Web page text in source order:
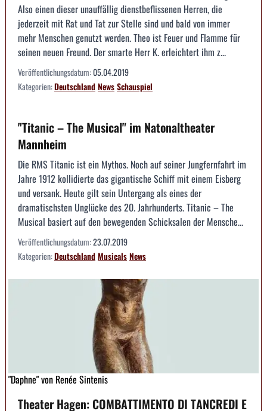
Also einen dieser unauffällig dienstbeflissenen Herren, die
jederzeit mit Rat und Tat zur Stelle sind und bald von immer
mehr Menschen genutzt werden. Theo ist Feuer und Flamme für
seinen neuen Freund. Der smarte Herr K. erleichtert ihm z...
Veröffentlichungsdatum:05.04.2019
Kategorien:DeutschlandNewsSchauspiel
"Titanic – The Musical" im Natonaltheater
Mannheim
Die RMS Titanic ist ein Mythos. Noch auf seiner Jungfernfahrt im
Jahre 1912 kollidierte das gigantische Schiff mit einem Eisberg
und versank. Heute gilt sein Untergang als eines der
dramatischsten Unglücke des 20. Jahrhunderts. Titanic – The
Musical basiert auf den bewegenden Schicksalen der Mensche...
Veröffentlichungsdatum:23.07.2019
Kategorien:DeutschlandMusicalsNews
"Daphne" von Renée Sintenis
Theater Hagen: COMBATTIMENTO DI TANCREDI E